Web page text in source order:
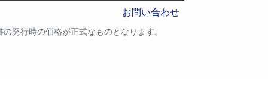
お問い合わせ
発行時の価格が正式なものとなります。